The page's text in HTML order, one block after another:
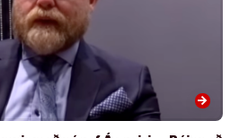
arrow_forward